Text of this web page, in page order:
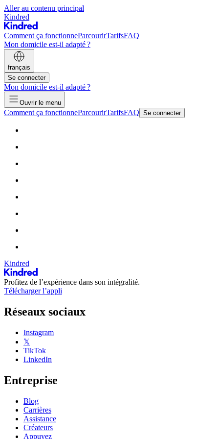
Aller au contenu principal
Kindred
Comment ça fonctionneParcourirTarifsFAQ
Mon domicile est-il adapté ?
français
Se connecter
Mon domicile est-il adapté ?
Ouvrir le menu
Comment ça fonctionneParcourirTarifsFAQ Se connecter
Kindred
Profitez de l’expérience dans son intégralité.
Télécharger l’appli
Réseaux sociaux
Instagram
𝕏
TikTok
LinkedIn
Entreprise
Blog
Carrières
Assistance
Créateurs
Appuyez